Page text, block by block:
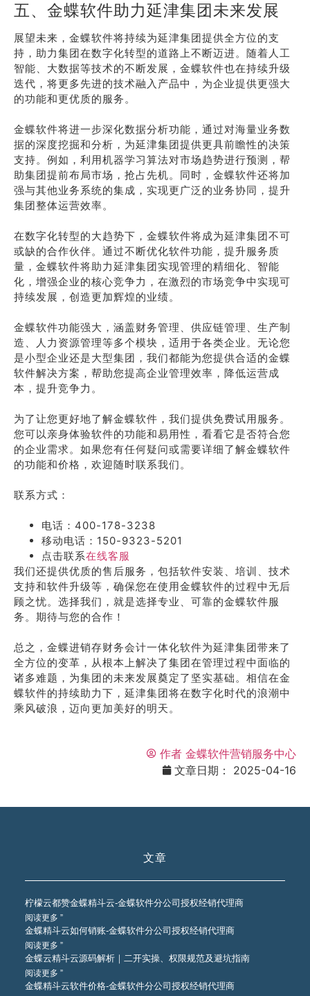
五、金蝶软件助力延津集团未来发展
展望未来，金蝶软件将持续为延津集团提供全方位的支
持，助力集团在数字化转型的道路上不断迈进。随着人工
智能、大数据等技术的不断发展，金蝶软件也在持续升级
迭代，将更多先进的技术融入产品中，为企业提供更强大
的功能和更优质的服务。
金蝶软件将进一步深化数据分析功能，通过对海量业务数
据的深度挖掘和分析，为延津集团提供更具前瞻性的决策
支持。例如，利用机器学习算法对市场趋势进行预测，帮
助集团提前布局市场，抢占先机。同时，金蝶软件还将加
强与其他业务系统的集成，实现更广泛的业务协同，提升
集团整体运营效率。
在数字化转型的大趋势下，金蝶软件将成为延津集团不可
或缺的合作伙伴。通过不断优化软件功能，提升服务质
量，金蝶软件将助力延津集团实现管理的精细化、智能
化，增强企业的核心竞争力，在激烈的市场竞争中实现可
持续发展，创造更加辉煌的业绩。
金蝶软件功能强大，涵盖财务管理、供应链管理、生产制
造、人力资源管理等多个模块，适用于各类企业。无论您
是小型企业还是大型集团，我们都能为您提供合适的金蝶
软件解决方案，帮助您提高企业管理效率，降低运营成
本，提升竞争力。
为了让您更好地了解金蝶软件，我们提供免费试用服务。
您可以亲身体验软件的功能和易用性，看看它是否符合您
的企业需求。如果您有任何疑问或需要详细了解金蝶软件
的功能和价格，欢迎随时联系我们。
联系方式：
电话：400-178-3238
移动电话：150-9323-5201
点击联系在线客服
我们还提供优质的售后服务，包括软件安装、培训、技术
支持和软件升级等，确保您在使用金蝶软件的过程中无后
顾之忧。选择我们，就是选择专业、可靠的金蝶软件服
务。期待与您的合作！
总之，金蝶进销存财务会计一体化软件为延津集团带来了
全方位的变革，从根本上解决了集团在管理过程中面临的
诸多难题，为集团的未来发展奠定了坚实基础。相信在金
蝶软件的持续助力下，延津集团将在数字化时代的浪潮中
乘风破浪，迈向更加美好的明天。
作者 金蝶软件营销服务中心
文章日期：
2025-04-16
文章
柠檬云都赞金蝶精斗云-金蝶软件分公司授权经销代理商
阅读更多 ”
金蝶精斗云如何销账-金蝶软件分公司授权经销代理商
阅读更多 ”
金蝶云精斗云源码解析｜二开实操、权限规范及避坑指南
阅读更多 ”
金蝶精斗云软件价格-金蝶软件分公司授权经销代理商